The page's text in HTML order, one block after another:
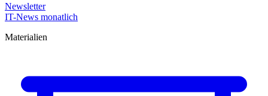
Newsletter
IT-News monatlich
Materialien